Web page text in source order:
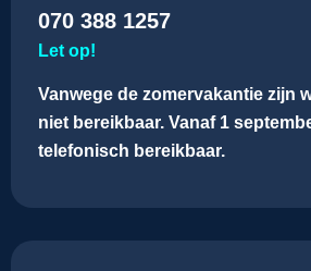
070 388 1257
Let op!
Vanwege de zomervakantie zijn
niet bereikbaar. Vanaf 1
telefonisch bereikbaar.